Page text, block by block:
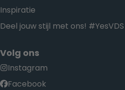
Inspiratie
Deel jouw stijl met ons! #YesVDS
Volg ons
Instagram
Facebook